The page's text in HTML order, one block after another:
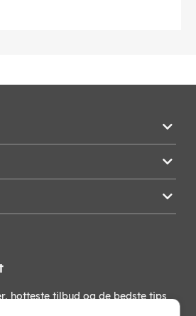
hotteste tilbud og de bedste tips